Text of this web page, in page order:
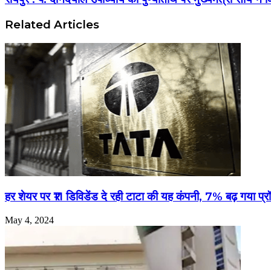
Related Articles
हर शेयर पर ₹11 डिविडेंड दे रही टाटा की यह कंपनी, 7% बढ़ गया
May 4, 2024